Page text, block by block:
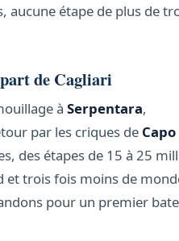
aucune étape de plus de
de Cagliari
à Serpentara,
par les criques de Capo
des étapes de 15 à 25
et trois fois moins de
pour un premier